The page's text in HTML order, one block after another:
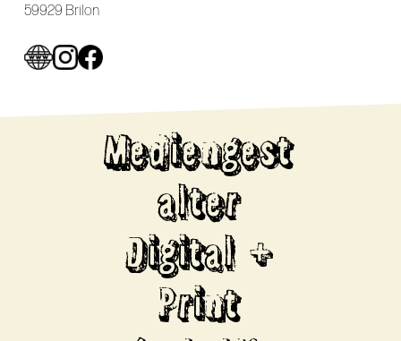
59929 Brilon
Mediengest
alter
Digital +
Print